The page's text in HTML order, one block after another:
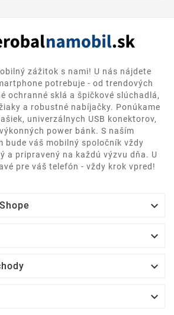
zážitok s nami! U nás nájdete
potrebuje - od trendových
ochranné sklá a špičkové slúchadlá,
a robustné nabíjačky. Ponúkame
univerzálnych USB konektorov,
power bánk. S naším
bude váš mobilný spoločník vždy
a pripravený na každú výzvu dňa. U
pre váš telefón - vždy krok vpred!



